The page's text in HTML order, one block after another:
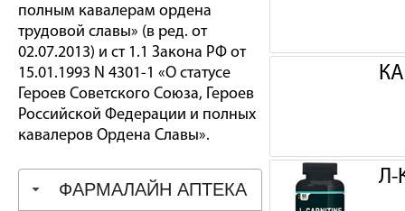
полным кавалерам ордена
трудовой славы» (в ред. от
02.07.2013) и ст 1.1 Закона РФ от
15.01.1993 N 4301-1 «О статусе
Героев Советского Союза, Героев
Российской Федерации и полных
кавалеров Ордена Славы».
ФАРМАЛАЙН АПТЕКА
Л-